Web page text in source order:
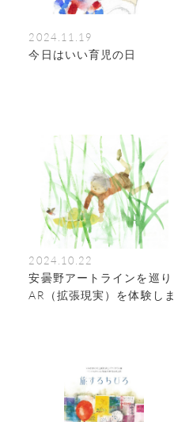
2024.11.19
今日はいい育児の日
2024.10.22
安曇野アートラインを巡り
AR（拡張現実）を体験しま